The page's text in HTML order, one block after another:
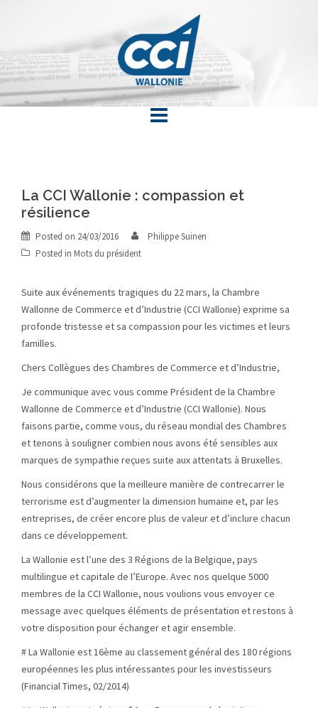
La CCI Wallonie : compassion et
résilience
Posted on 24/03/2016
Philippe Suinen
Posted in Mots du président
Suite aux événements tragiques du 22 mars, la Chambre
Wallonne de Commerce et d’Industrie (CCI Wallonie) exprime sa
profonde tristesse et sa compassion pour les victimes et leurs
familles.
Chers Collègues des Chambres de Commerce et d’Industrie,
Je communique avec vous comme Président de la Chambre
Wallonne de Commerce et d’Industrie (CCI Wallonie). Nous
faisons partie, comme vous, du réseau mondial des Chambres
et tenons à souligner combien nous avons été sensibles aux
marques de sympathie reçues suite aux attentats à Bruxelles.
Nous considérons que la meilleure manière de contrecarrer le
terrorisme est d’augmenter la dimension humaine et, par les
entreprises, de créer encore plus de valeur et d’inclure chacun
dans ce développement.
La Wallonie est l’une des 3 Régions de la Belgique, pays
multilingue et capitale de l’Europe. Avec nos quelque 5000
membres de la CCI Wallonie, nous voulions vous envoyer ce
message avec quelques éléments de présentation et restons à
votre disposition pour échanger et agir ensemble.
# La Wallonie est 16ème au classement général des 180 régions
européennes les plus intéressantes pour les investisseurs
(Financial Times, 02/2014)